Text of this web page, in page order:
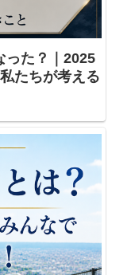
った？｜2025
たちが考える